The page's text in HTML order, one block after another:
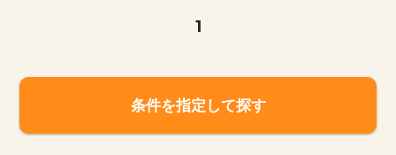
1
条件を指定して探す